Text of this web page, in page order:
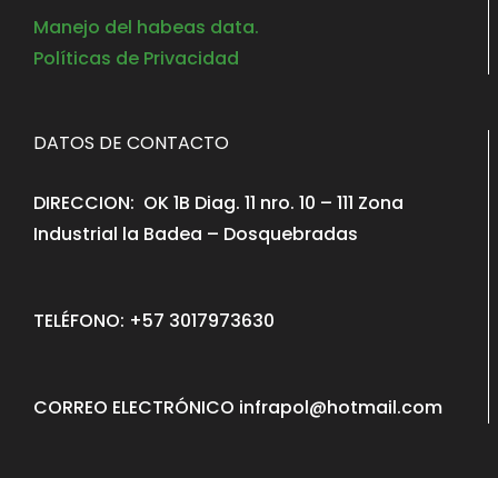
Manejo del habeas data.
Políticas de Privacidad
DATOS DE CONTACTO
DIRECCION: OK 1B Diag. 11 nro. 10 – 111 Zona
Industrial la Badea – Dosquebradas
TELÉFONO: +57 3017973630
CORREO ELECTRÓNICO infrapol@hotmail.com